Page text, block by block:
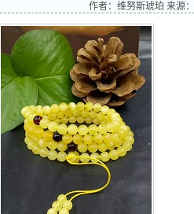
作者： 维努斯琥珀 来源：